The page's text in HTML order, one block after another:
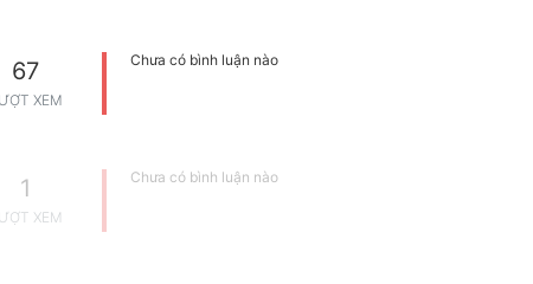
67
XEM
Chưa có bình luận nào
1
XEM
Chưa có bình luận nào